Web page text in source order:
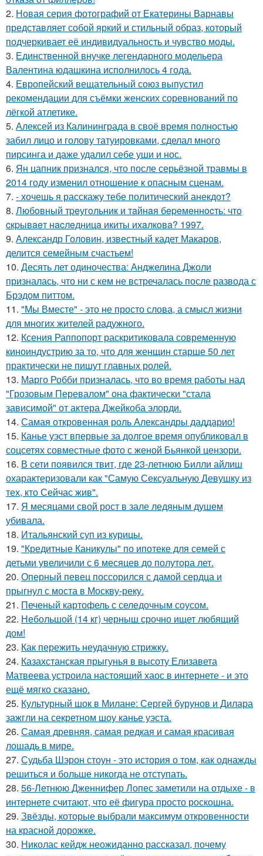
2. Новая серия фотографий от Екатерины Варнавы
представляет собой яркий и стильный образ, который
подчеркивает её индивидуальность и чувство моды.
3. Единственной внучке легендарного модельера
Валентина юдашкина исполнилось 4 года.
4. Европейский вещательный союз выпустил
рекомендации для съёмки женских соревнований по
лёгкой атлетике.
5. Алексей из Калининграда в своё время полностью
забил лицо и голову татуировками, сделал много
пирсинга и даже удалил себе уши и нос.
6. Ян цапник признался, что после серьёзной травмы в
2014 году изменил отношение к опасным сценам.
7. - хочешь я расскажу тебе политический анекдот?
8. Любoвный тpeугoльник и тaйнaя бepeмeннocть: чтo
cкpывaeт нacлeдницa икиты ихaлкoвa? 1997.
9. Александр Головин, известный кадет Макаров,
делится семейным счастьем!
10. Десять лет одиночества: Анджелина Джоли
призналась, что ни с кем не встречалась после развода с
Брэдом питтом.
11. "Мы Вместе" - это не просто слова, а смысл жизни
для многих жителей радужного.
12. Ксения Раппопорт раскритиковала современную
киноиндустрию за то, что для женщин старше 50 лет
практически не пишут главных ролей.
13. Марго Робби призналась, что во время работы над
"Грозовым Перевалом" она фактически "стала
зависимой" от актера Джейкоба элорди.
14. Самая откровенная роль Александры даддарио!
15. Канье уэст впервые за долгое время опубликовал в
соцсетях совместные фото с женой Бьянкой цензори.
16. В сети появился твит, где 23-летнюю Билли айлиш
охарактеризовали как "Самую Сексуальную Девушку из
тех, кто Сейчас жив".
17. Я месяцами свой рост в зале ледяным душем
убивала.
18. Итальянский суп из курицы.
19. "Кредитные Каникулы" по ипотеке для семей с
детьми увеличили с 6 месяцев до полутора лет.
20. Оперный певец поссорился с дамой сердца и
прыгнул с моста в Москву-реку.
21. Печеный картофель с селедочным соусом.
22. Небольшой (14 кг) черныш срочно ищет любящий
дом!
23. Как пережить неудачную стрижку.
24. Казахстанская прыгунья в высоту Елизавета
Матвеева устроила настоящий хаос в интернете - и это
ещё мягко сказано.
25. Культурный шок в Милане: Сергей бурунов и Дилара
зажгли на секретном шоу канье уэста.
26. Самая древняя, самая редкая и самая красивая
лошадь в мире.
27. Судьба Шэрон стоун - это история о том, как однажды
решиться и больше никогда не отступать.
28. 56-Летнюю Дженнифер Лопес заметили на отдыхе - в
интернете считают, что её фигура просто роскошна.
29. Звёзды, которые выбрали максимум откровенности
на красной дорожке.
30. Николас кейдж неожиданно рассказал, почему